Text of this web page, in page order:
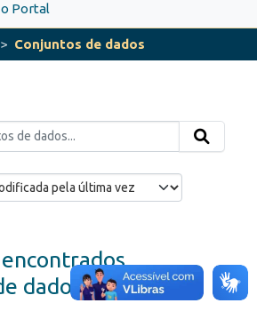
Portal
Conjuntos de dados
dados